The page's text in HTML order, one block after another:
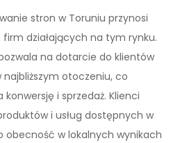
stron w Toruniu przynosi
firm działających na tym rynku.
na dotarcie do klientów
otoczeniu, co
konwersję i sprzedaż. Klienci
i usług dostępnych w
obecność w lokalnych wynikach